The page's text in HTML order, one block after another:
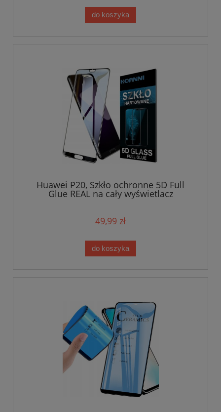
do koszyka
Huawei P20, Szkło ochronne 5D Full
Glue REAL na cały wyświetlacz
49,99 zł
do koszyka